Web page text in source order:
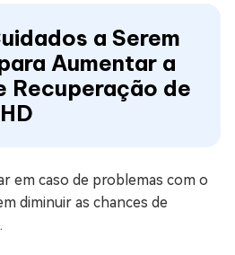
a Serem
Aumentar a
Recuperação de
em caso de problemas com o
diminuir as chances de